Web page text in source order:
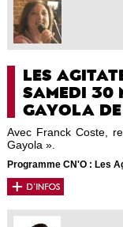
LES
SAMEDI 30
GAYOLA
Avec Franck Coste,
Gayola ».
Programme CN'O : Les